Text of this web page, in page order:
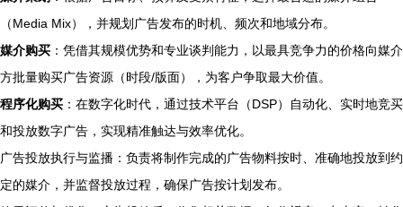
（Media Mix），并规划广告发布的时机、频次和地域分布。
媒介购买 ：凭借其规模优势和专业谈判能力，以最具竞争力的价格向媒介
方批量购买广告资源（时段/版面），为客户争取最大价值。
程序化购买 ：在数字化时代，通过技术平台（DSP）自动化、实时地竞买
和投放数字广告，实现精准触达与效率优化。
广告投放执行与监播：负责将制作完成的广告物料按时、准确地投放到约
定的媒介，并监督投放过程，确保广告按计划发布。